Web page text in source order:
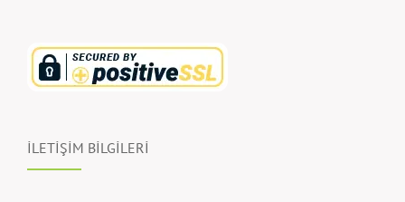
İLETİŞİM BİLGİLERİ